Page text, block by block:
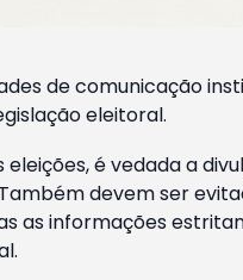
de comunicação
eleitoral.
é vedada a
devem ser
as informações